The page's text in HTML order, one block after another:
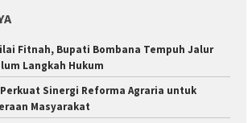
Fitnah, Bupati Bombana Tempuh Jalur
Langkah Hukum
Sinergi Reforma Agraria untuk
Masyarakat